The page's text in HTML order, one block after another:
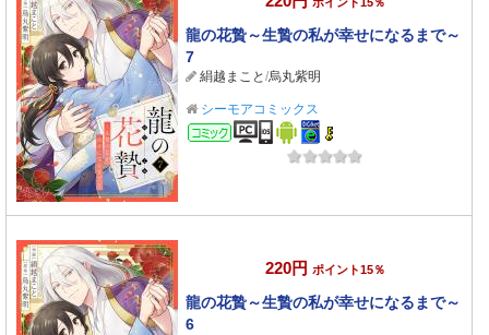
龍の花贄～生贄の私が幸せになるまで～
7
絹越まこと /烏丸紫明
シーモアコミックス
コミック
220円 ポイント15％
龍の花贄～生贄の私が幸せになるまで～
6